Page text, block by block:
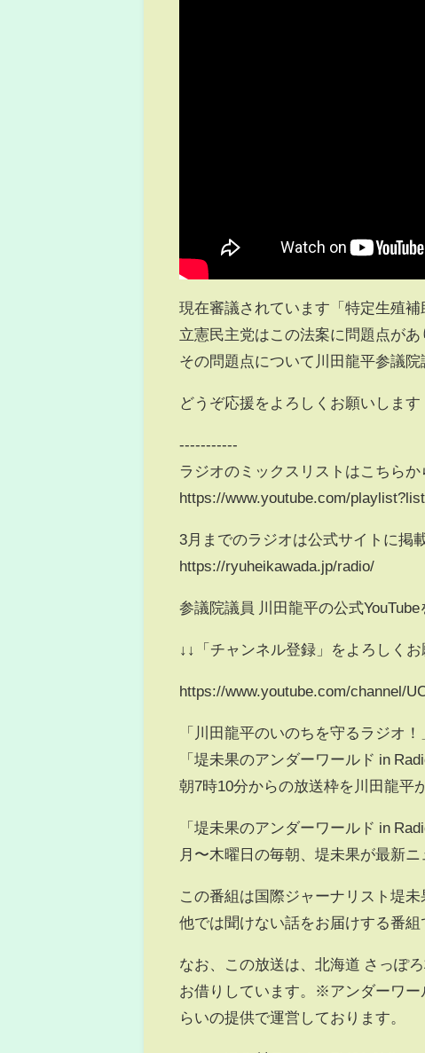
現在審議されています「特定生殖補
立憲民主党はこの法案に問題点があ
その問題点について川田龍平参議院
どうぞ応援をよろしくお願いします
-----------
ラジオのミックスリストはこちらか
https://www.youtube.com/
3月までのラジオは公式サイトに掲
https://ryuheikawada.jp/radio/
参議院議員 川田龍平の公式
↓↓「チャンネル登録」をよろしくお
https://www.youtube.com/channel/
「川田龍平のいのちを守るラジオ！
「堤未果のアンダーワールド in
朝7時10分からの放送枠を川田龍平
「堤未果のアンダーワールド in
月〜木曜日の毎朝、堤未果が最新ニ
この番組は国際ジャーナリスト堤
他では聞けない話をお届けする番組
なお、この放送は、北海道 さっぽ
お借りしています。※アンダーワー
らいの提供で運営しております。